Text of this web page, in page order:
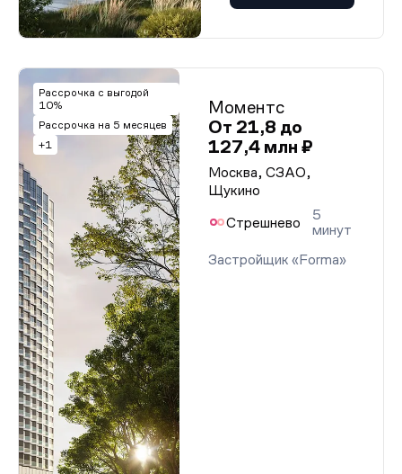
Рассрочка с выгодой
10%
Рассрочка на 5 месяцев
+1
Моментс
От 21,8 до
127,4 млн ₽
Москва, СЗАО,
Щукино
Стрешнево
5
минут
Застройщик «Forma»